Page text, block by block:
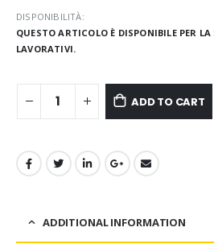
DISPONIBILITÀ:
QUESTO ARTICOLO È DISPONIBILE PER
LAVORATIVI.
ADD TO CART
ADDITIONAL INFORMATION